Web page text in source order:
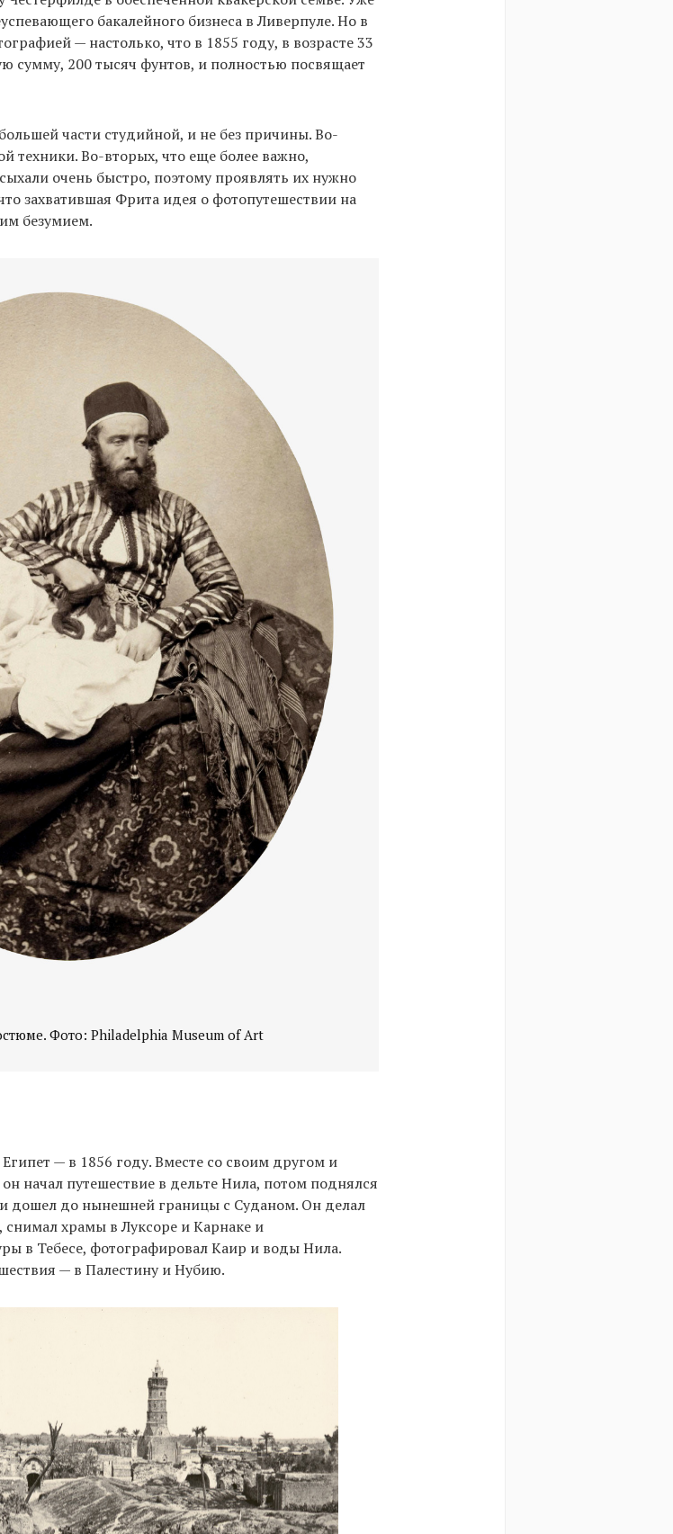
бакалейного бизнеса в Ливерпуле. Но в
— настолько, что в 1855 году, в возрасте 33
сумму, 200 тысяч фунтов, и полностью посвящает
части студийной, и не без причины. Во-
техники. Во-вторых, что еще более важно,
очень быстро, поэтому проявлять их нужно
захватившая Фрита идея о фотопутешествии на
безумием.
Фото: Philadelphia Museum of Art
— в 1856 году. Вместе со своим другом и
начал путешествие в дельте Нила, потом поднялся
дошел до нынешней границы с Суданом. Он делал
храмы в Луксоре и Карнаке и
в Тебесе, фотографировал Каир и воды Нила.
— в Палестину и Нубию.